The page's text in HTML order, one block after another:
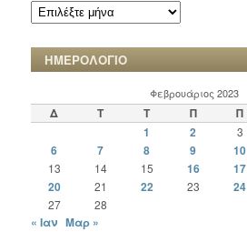
ΑΡΧΕΙΟ
ΧΡΟΝΙΚΩΝ
ΗΜΕΡΟΛΟΓΙΟ
Φεβρουάριος 2023
Δ Τ Τ Π Π
1
2 3
6
7 8 9 10
13
14 15 16 17
20
21 22 23 24
27 28
« Ιαν Μαρ »